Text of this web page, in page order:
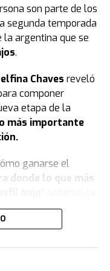
son parte de los
segunda temporada
la argentina que se
.
Chaves reveló
componer
etapa de la
más importante
ganarse el
donde lo que más
Chaves